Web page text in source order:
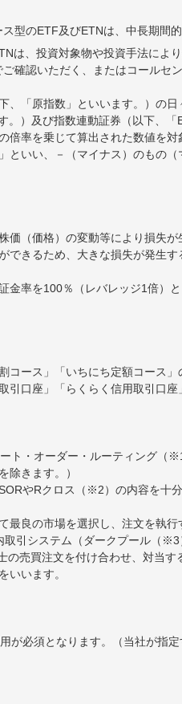
型のETF及びETNは、中長期間
は、投資対象物や投資手法によ
確認いただく、またはコールセ
「原指数」といいます。）の
。）及び指数連動証券（以下、
倍率を乗じて算出された数値を
といい、－（マイナス）のもの
価（価格）の変動等により損失
できるため、大きな損失が発生
率を100％（レバレッジ1倍）
コース」「いちにち定額コース
口座」「らくらく信用取引口座
ト・オーダー・ルーティング（
除きます。）
やRクロス（※2）の内容を十
良の市場を選択し、注文を執行
引システム（ダークプール（※3
売買注文を付け合わせ、対当
いいます。
が必須となります。（当社が指